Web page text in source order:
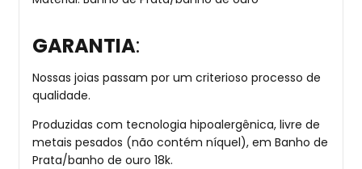
GARANTIA:
Nossas joias passam por um criterioso processo de
qualidade.
Produzidas com tecnologia hipoalergênica, livre de
metais pesados (não contém níquel), em Banho de
Prata/banho de ouro 18k.